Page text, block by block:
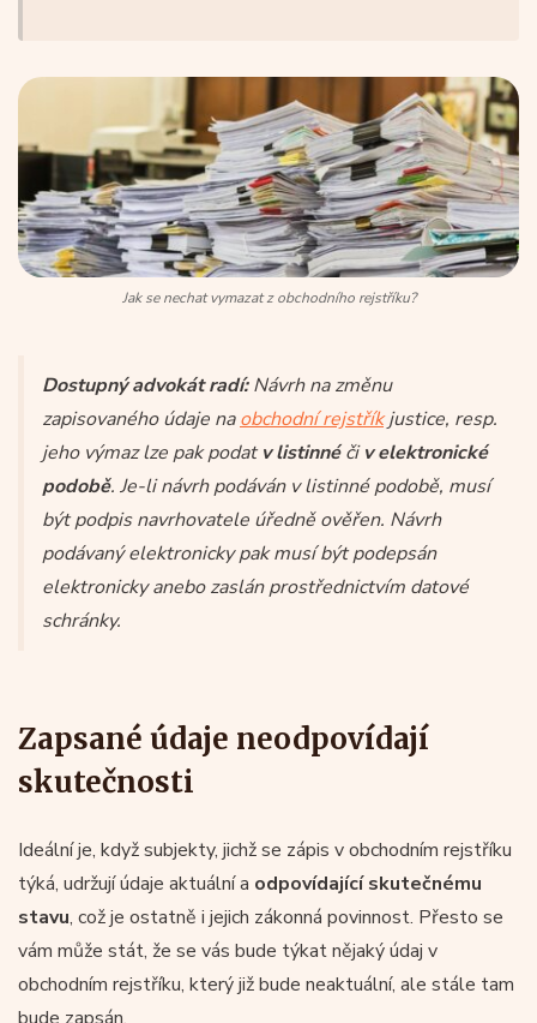
Jak se nechat vymazat z obchodního rejstříku?
Dostupný advokát radí:Návrh na změnu
zapisovaného údaje naobchodní rejstříkjustice, resp.
jeho výmaz lze pak podatv listinnéčiv elektronické
podobě. Je-li návrh podáván v listinné podobě, musí
být podpis navrhovatele úředně ověřen. Návrh
podávaný elektronicky pak musí být podepsán
elektronicky anebo zaslán prostřednictvím datové
schránky.
Zapsané údaje neodpovídají
skutečnosti
Ideální je, když subjekty, jichž se zápis v obchodním rejstříku
týká, udržují údaje aktuální a odpovídající skutečnému
stavu, což je ostatně i jejich zákonná povinnost. Přesto se
vám může stát, že se vás bude týkat nějaký údaj v
obchodním rejstříku, který již bude neaktuální, ale stále tam